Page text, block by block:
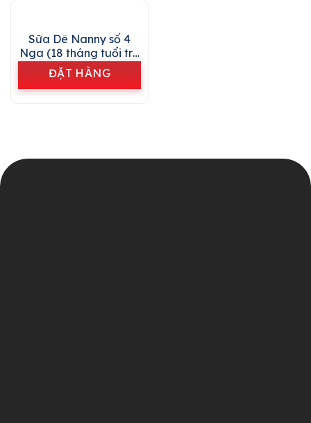
Sữa Dê Nanny số 4
Nga (18 tháng tuổi trở
lên)
ĐẶT HÀNG